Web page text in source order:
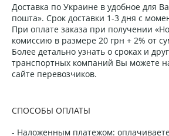
Доставка по Украине в удобное для
пошта». Срок доставки 1-3 дня с
При оплате заказа при получении
комиссию в размере 20 грн + 2% от
Более детально узнать о сроках и
транспортных компаний Вы можете
сайте перевозчиков.
СПОСОБЫ ОПЛАТЫ
- Наложенным платежом: